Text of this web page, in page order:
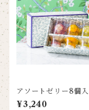
アソートゼリー8個入
¥3,240